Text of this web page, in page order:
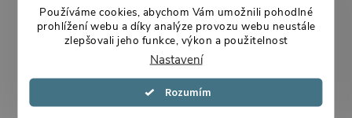
Používáme cookies, abychom Vám umožnili pohodlné
prohlížení webu a díky analýze provozu webu neustále
zlepšovali jeho funkce, výkon a použitelnost
Nastavení
Souhlasím